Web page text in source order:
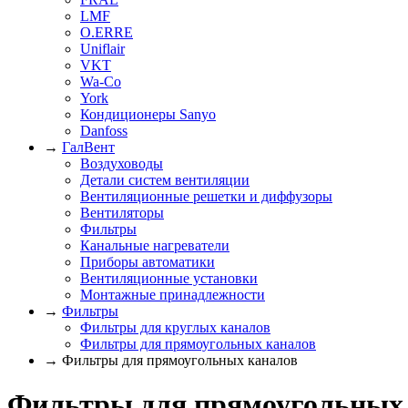
LMF
O.ERRE
Uniflair
VKT
Wa-Co
York
Кондиционеры Sanyo
Danfoss
→ ГалВент
Воздуховоды
Детали систем вентиляции
Вентиляционные решетки и диффузоры
Вентиляторы
Фильтры
Канальные нагреватели
Приборы автоматики
Вентиляционные установки
Монтажные принадлежности
→ Фильтры
Фильтры для круглых каналов
Фильтры для прямоугольных каналов
→ Фильтры для прямоугольных каналов